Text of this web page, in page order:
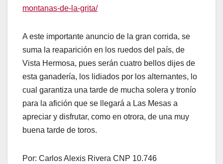
montanas-de-la-grita/
A este importante anuncio de la gran corrida, se
suma la reaparición en los ruedos del país, de
Vista Hermosa, pues serán cuatro bellos dijes de
esta ganadería, los lidiados por los alternantes, lo
cual garantiza una tarde de mucha solera y tronío
para la afición que se llegará a Las Mesas a
apreciar y disfrutar, como en otrora, de una muy
buena tarde de toros.
Por: Carlos Alexis Rivera CNP 10.746